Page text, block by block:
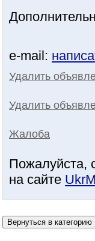
e-mail:
Удалить
Удалить
Жалоба
Пожалуйста,
на сайте